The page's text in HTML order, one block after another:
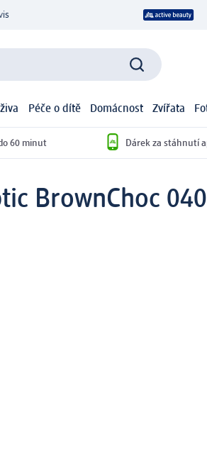
Péče o dítě Domácnost Zvířata
60 minut Dárek za stáhnutí
BrownChoc